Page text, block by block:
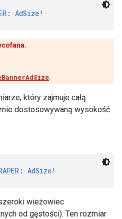
: AdSize!
który zajmuje całą
dostosowywaną wysokość.
: AdSize!
wieżowiec
od gęstości). Ten rozmiar